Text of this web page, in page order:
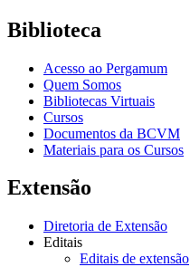
Biblioteca
Acesso ao Pergamum
Quem Somos
Bibliotecas Virtuais
Cursos
Documentos da BCVM
Materiais para os Cursos
Extensão
Diretoria de Extensão
Editais
Editais de extensão